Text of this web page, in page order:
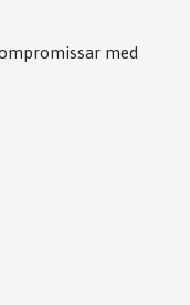
med